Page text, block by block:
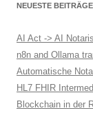
-
N
a
v
NEUESTE BEITRÄGE
AI Act -> AI
n8n and Ollama
Automatische
HL7 FHIR
Blockchain in der